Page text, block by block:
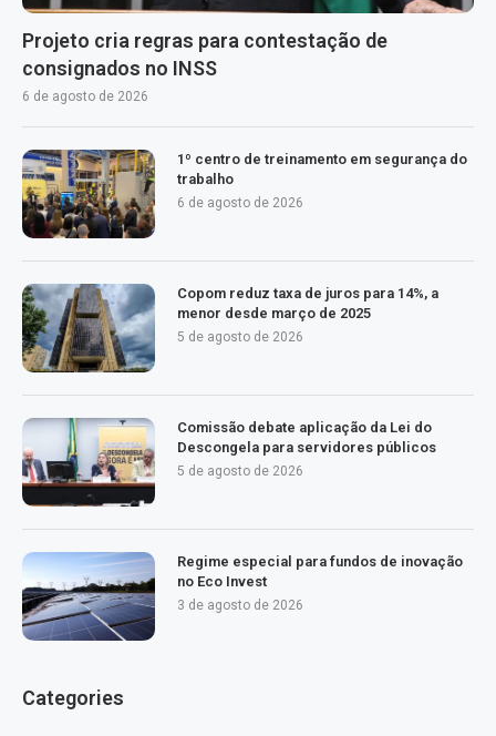
Projeto cria regras para contestação de
consignados no INSS
6 de agosto de 2026
1º centro de treinamento em segurança do
trabalho
6 de agosto de 2026
Copom reduz taxa de juros para 14%, a
menor desde março de 2025
5 de agosto de 2026
Comissão debate aplicação da Lei do
Descongela para servidores públicos
5 de agosto de 2026
Regime especial para fundos de inovação
no Eco Invest
3 de agosto de 2026
Categories